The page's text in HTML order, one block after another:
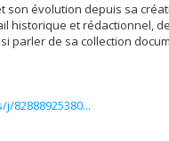
évolution depuis sa
historique et rédactionnel,
de sa collection
82888925380...